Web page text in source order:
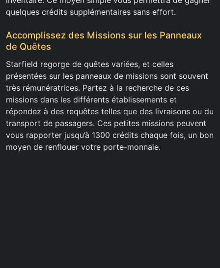
quelques crédits supplémentaires sans effort.
Accomplissez des Missions sur les Panneaux
de Quêtes
Starfield regorge de quêtes variées, et celles
présentées sur les panneaux de missions sont souvent
très rémunératrices. Partez à la recherche de ces
missions dans les différents établissements et
répondez à des requêtes telles que des livraisons ou du
transport de passagers. Ces petites missions peuvent
vous rapporter jusqu’à 1300 crédits chaque fois, un bon
moyen de renflouer votre porte-monnaie.